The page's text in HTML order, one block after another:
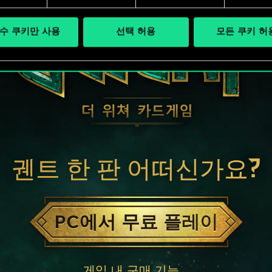
쿠키만 사용 선택 허용 모든 쿠키 허
궨트 한 판 어떠신가요?
PC에서 무료 플레이